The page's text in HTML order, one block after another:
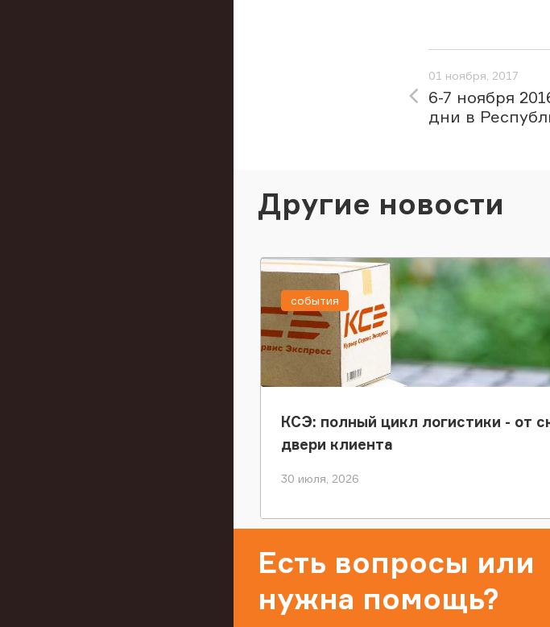
01 ноября, 2017
6-7 ноября
дни в
Другие новости
КСЭ: полный цикл логистики - от
двери клиента
30 июля, 2026
события
Есть вопросы или
нужна помощь?